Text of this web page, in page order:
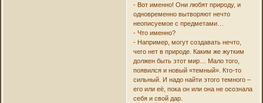
- Вот именно! Они любят природу, и
одновременно вытворяют нечто
неописуемое с предметами…
- Что именно?
- Например, могут создавать нечто,
чего нет в природе. Каким же жутким
должен быть этот мир… Мало того,
появился и новый «темный». Кто-то
сильный. И надо найти этого темного –
его или её, пока он или она не осознала
себя и свой дар.